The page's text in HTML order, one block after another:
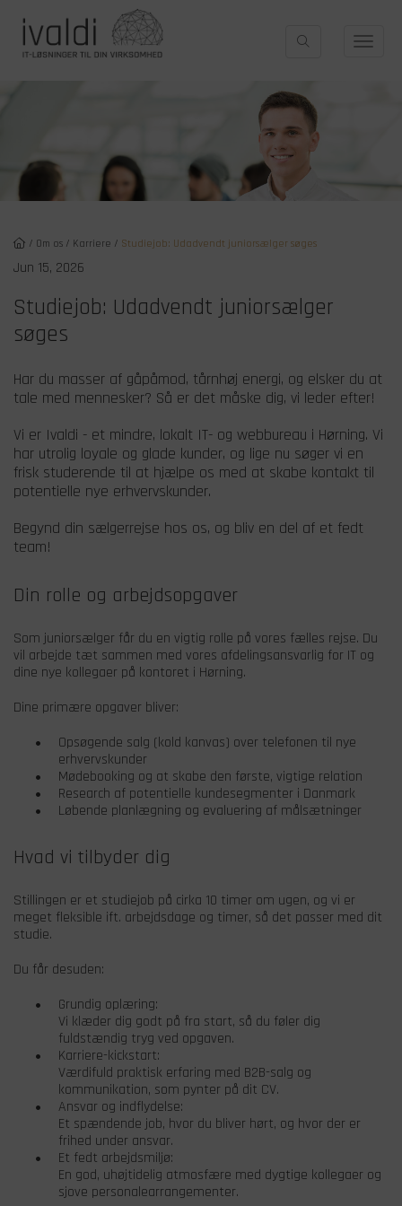
/ Om os / Karriere / Studiejob: Udadvendt juniorsælger søges
Jun 15, 2026
Studiejob: Udadvendt juniorsælger
søges
Har du masser af gåpåmod, tårnhøj energi, og elsker du at
tale med mennesker? Så er det måske dig, vi leder efter!
Vi er Ivaldi - et mindre, lokalt IT- og webbureau i Hørning. Vi
har utrolig loyale og glade kunder, og lige nu søger vi en
frisk studerende til at hjælpe os med at skabe kontakt til
potentielle nye erhvervskunder.
Begynd din sælgerrejse hos os, og bliv en del af et fedt
team!
Din rolle og arbejdsopgaver
Som juniorsælger får du en vigtig rolle på vores fælles rejse. Du
vil arbejde tæt sammen med vores afdelingsansvarlig for IT og
dine nye kollegaer på kontoret i Hørning.
Dine primære opgaver bliver:
Opsøgende salg (kold kanvas) over telefonen til nye
erhvervskunder
Mødebooking og at skabe den første, vigtige relation
Research af potentielle kundesegmenter i Danmark
Løbende planlægning og evaluering af målsætninger
Hvad vi tilbyder dig
Stillingen er et studiejob på cirka 10 timer om ugen, og vi er
meget fleksible ift. arbejdsdage og timer, så det passer med dit
studie.
Du får desuden:
Grundig oplæring:
Vi klæder dig godt på fra start, så du føler dig
fuldstændig tryg ved opgaven.
Karriere-kickstart:
Værdifuld praktisk erfaring med B2B-salg og
kommunikation, som pynter på dit CV.
Ansvar og indflydelse:
Et spændende job, hvor du bliver hørt, og hvor der er
frihed under ansvar.
Et fedt arbejdsmiljø:
En god, uhøjtidelig atmosfære med dygtige kollegaer og
sjove personalearrangementer.